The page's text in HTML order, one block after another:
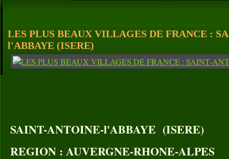
LES PLUS BEAUX VILLAGES DE FRANCE :
l'ABBAYE (ISERE)
SAINT-ANTOINE-l'ABBAYE (ISERE)
REGION : AUVERGNE-RHONE-ALPES